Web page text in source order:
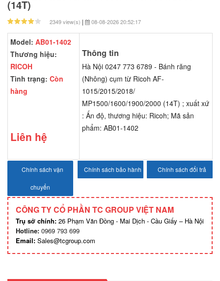
(14T)
2349 view(s) | 08-08-2026 20:52:17
Model: AB01-1402
Thương hiệu:
RICOH
Tình trạng: Còn
hàng
Liên hệ
Thông tin
Hà Nội 0247 773 6789 - Bánh răng
(Nhông) cụm từ Ricoh AF-
1015/2015/2018/
MP1500/1600/1900/2000 (14T) ; xuất xứ
: Ấn độ, thương hiệu: Ricoh; Mã sản
phẩm: AB01-1402
Chính sách vận
chuyển
Chính sách bảo hành Chính sách đổi trả
CÔNG TY CỔ PHẦN TC GROUP VIỆT NAM
Trụ sở chính: 26 Phạm Văn Đồng - Mai Dịch - Cầu Giấy – Hà Nội
Hotline: 0969 793 699
Email: Sales@tcgroup.com